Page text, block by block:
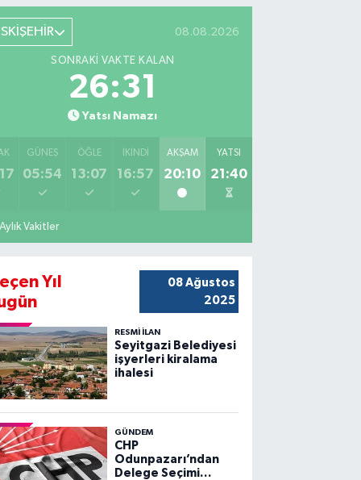
08.08.2026
SONRAKI VAKTE KALAN
26:30
Yatsı Namazı
GÜNEŞ
05:54
ÖĞLE
13:07
İKINDI
16:57
AKŞAM
20:10
YATSI
21:40
Aylık Vakitler
Yıl
08 Ağustos
2025
RESMİ İLAN
Seyitgazi Belediyesi
işyerleri kiralama
ihalesi
GÜNDEM
CHP
Odunpazarı’ndan
Delege Seçimi